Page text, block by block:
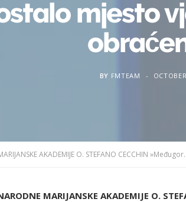
mjesto
BY FMTEAM
PREDSJEDNIK PAPINSKE
MARIJANSKE AKADEMIJE O.